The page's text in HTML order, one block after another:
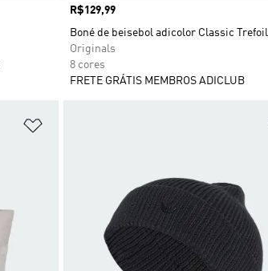
Preço
R$129,99
Boné de beisebol adicolor Classic Trefoil
Originals
8 cores
FRETE GRÁTIS MEMBROS ADICLUB